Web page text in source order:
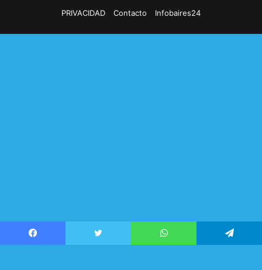
PRIVACIDAD
Contacto Infobaires24
Facebook WhatsApp Telegram